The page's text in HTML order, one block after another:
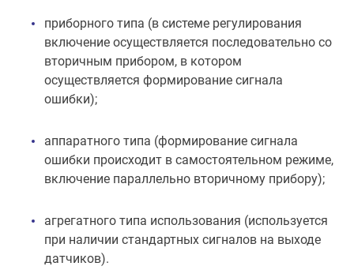
приборного типа (в системе регулирования
включение осуществляется последовательно со
вторичным прибором, в котором
осуществляется формирование сигнала
ошибки);
аппаратного типа (формирование сигнала
ошибки происходит в самостоятельном режиме,
включение параллельно вторичному прибору);
агрегатного типа использования (используется
при наличии стандартных сигналов на выходе
датчиков).